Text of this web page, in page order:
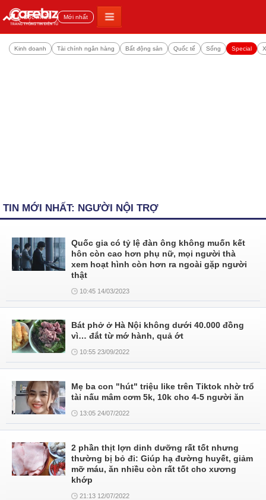
Đọc nhiều Mới nhất
Kinh doanh Tài chính ngân hàng Bất động sản Quốc tế Sống Special
TIN MỚI NHẤT: NGƯỜI NỘI TRỢ
Quốc gia có tỷ lệ đàn ông không muốn kết
hôn còn cao hơn phụ nữ, mọi người thà
xem hoạt hình còn hơn ra ngoài gặp người
thật
10:45 14/03/2023
Bát phở ở Hà Nội không dưới 40.000 đồng
vì… đắt từ mớ hành, quả ớt
10:55 23/09/2022
Mẹ ba con "hút" triệu like trên Tiktok nhờ trổ
tài nấu mâm cơm 5k, 10k cho 4-5 người ăn
13:05 24/07/2022
2 phần thịt lợn dinh dưỡng rất tốt nhưng
thường bị bỏ đi: Giúp hạ đường huyết, giảm
mỡ máu, ăn nhiều còn rất tốt cho xương
khớp
21:13 12/07/2022